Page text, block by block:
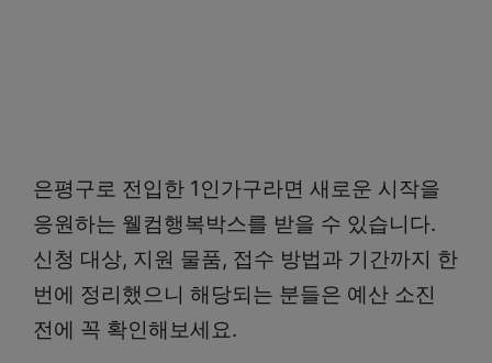
은평구로 전입한 1인가구라면 새로운 시작을
응원하는 웰컴행복박스를 받을 수 있습니다.
신청 대상, 지원 물품, 접수 방법과 기간까지 한
번에 정리했으니 해당되는 분들은 예산 소진
전에 꼭 확인해보세요.